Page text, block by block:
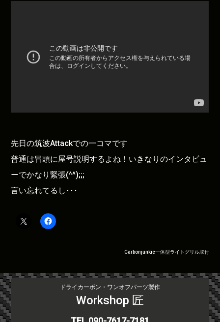
先日の筑波Attackでの一コマです
普通は冒頭に屋号説明するよね！いきなりのインタビュ
ーでかなり緊張(^^);;;
言い忘れてるし･･･
ナ
ビ
ゲ
ー
シ
Carbonjunkie一体型ライトグリル取付
ドライカーボン・ワンオフパーツ製作
Workshop 匠